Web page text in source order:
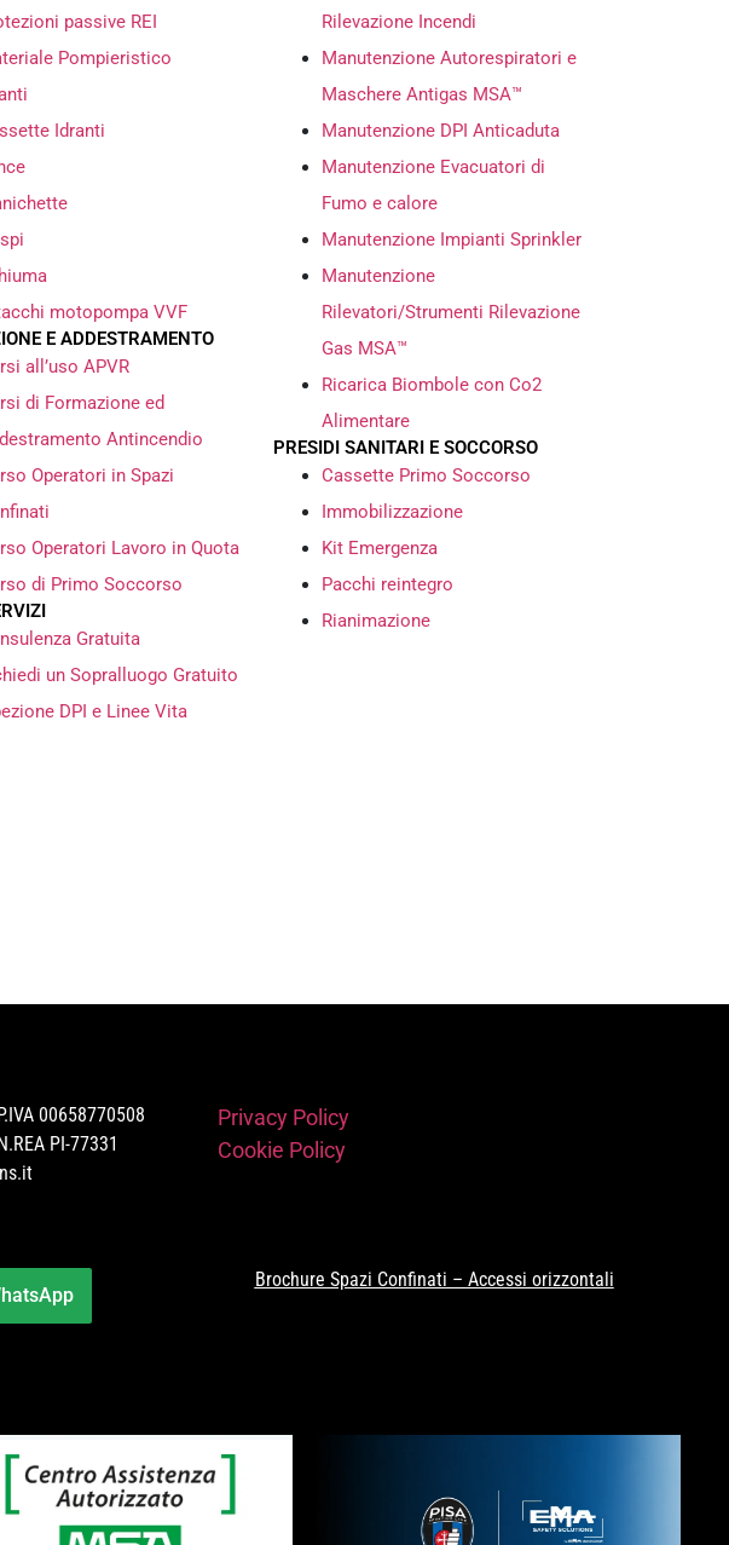
passive REI
Pompieristico
Idranti
motopompa VVF
E ADDESTRAMENTO
all’uso APVR
di Formazione ed
Antincendio
Operatori in Spazi
Operatori Lavoro in Quota
di Primo Soccorso
Gratuita
un Sopralluogo Gratuito
DPI e Linee Vita
Rilevazione Incendi
Manutenzione Autorespiratori e
Maschere Antigas MSA™
Manutenzione DPI Anticaduta
Manutenzione Evacuatori di
Fumo e calore
Manutenzione Impianti Sprinkler
Manutenzione
Rilevatori/Strumenti Rilevazione
Gas MSA™
Ricarica Biombole con Co2
Alimentare
PRESIDI SANITARI E SOCCORSO
Cassette Primo Soccorso
Immobilizzazione
Kit Emergenza
Pacchi reintegro
Rianimazione
00658770508
PI-77331
Privacy Policy
Cookie Policy
Brochure Spazi Confinati – Accessi orizzontali